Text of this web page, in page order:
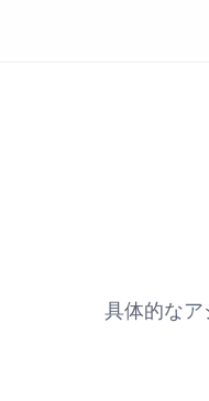
具体的な